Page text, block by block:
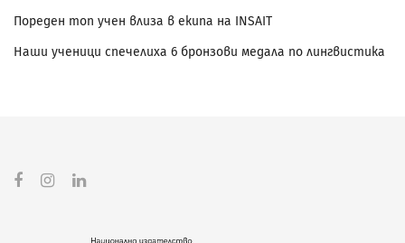
Пореден топ учен влиза в екипа на INSAIT
Наши ученици спечелиха 6 бронзови медала по лингвистика